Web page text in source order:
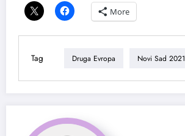
More
Tag Druga Evropa Novi Sad 2021